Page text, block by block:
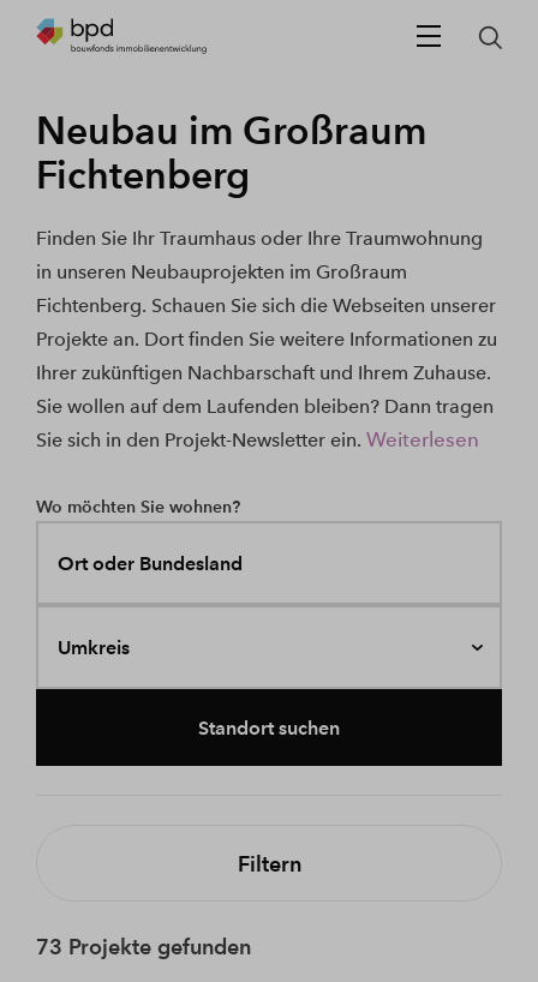
Neubau im Großraum
Fichtenberg
Finden Sie Ihr Traumhaus oder Ihre Traumwohnung
in unseren Neubauprojekten im Großraum
Fichtenberg. Schauen Sie sich die Webseiten unserer
Projekte an. Dort finden Sie weitere Informationen zu
Ihrer zukünftigen Nachbarschaft und Ihrem Zuhause.
Sie wollen auf dem Laufenden bleiben? Dann tragen
Sie sich in den Projekt-Newsletter ein. Weiterlesen
Wo möchten Sie wohnen?
Ort oder Bundesland
Umkreis
Standort suchen
Filtern
73 Projekte gefunden